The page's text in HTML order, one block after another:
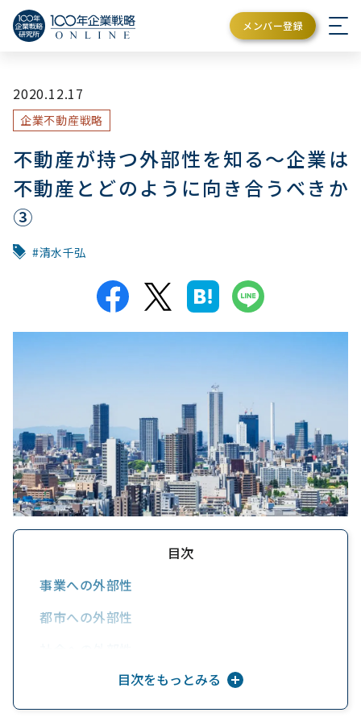
メンバー登録
2020.12.17
企業不動産戦略
不動産が持つ外部性を知る～企業は
不動産とどのように向き合うべきか
③
清水千弘
目次
事業への外部性
都市への外部性
企業不動産戦略を修正する
残された課題は何か
目次をもっとみる